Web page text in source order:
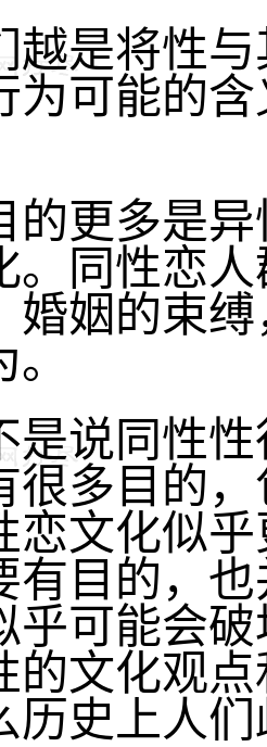
越是将性
为可能的
的更多是
。同性恋
婚姻的束
是说同性
很多目的
恋文化似
有目的，
乎可能会
的文化观
历史上人